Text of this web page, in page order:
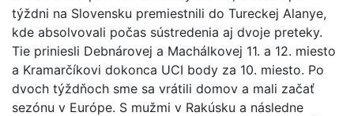
týždni na Slovensku premiestnili do Tureckej Alanye,
kde absolvovali počas sústredenia aj dvoje preteky.
Tie priniesli Debnárovej a Machálkovej 11. a 12. miesto
a Kramarčíkovi dokonca UCI body za 10. miesto. Po
dvoch týždňoch sme sa vrátili domov a mali začať
sezónu v Európe. S mužmi v Rakúsku a následne